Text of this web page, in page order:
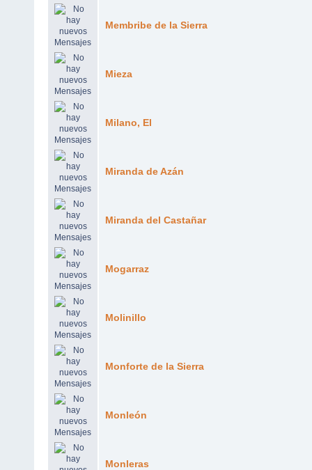
Membribe de la Sierra
Mieza
Milano, El
Miranda de Azán
Miranda del Castañar
Mogarraz
Molinillo
Monforte de la Sierra
Monleón
Monleras